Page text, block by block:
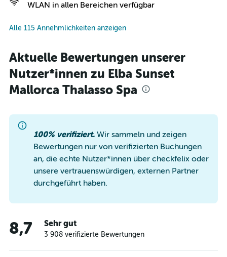
WLAN in allen Bereichen verfügbar
Alle 115 Annehmlichkeiten anzeigen
Aktuelle Bewertungen unserer
Nutzer*innen zu Elba Sunset
Mallorca Thalasso Spa
100% verifiziert. Wir sammeln und zeigen
Bewertungen nur von verifizierten Buchungen
an, die echte Nutzer*innen über checkfelix oder
unsere vertrauenswürdigen, externen Partner
durchgeführt haben.
8,7 Sehr gut
3 908 verifizierte Bewertungen